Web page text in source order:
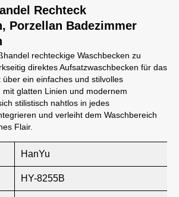
Rechteck
Porzellan Badezimmer
rechteckige Waschbecken zu
direktes Aufsatzwaschbecken für das
ein einfaches und stilvolles
mit glatten Linien und modernem
stilistisch nahtlos in jedes
und verleiht dem Waschbereich
Flair.
HanYu
HY-8255B